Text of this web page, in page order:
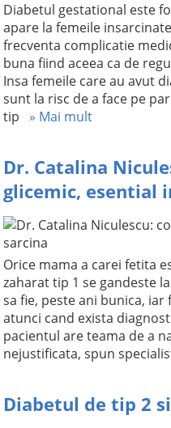
Diabetul gestational este
apare la femeile
frecventa complicatie
buna fiind aceea ca de
Insa femeile care au avut
sunt la risc de a face pe
tip » Mai mult
Dr. Catalina
glicemic, esential
Orice mama a carei fetita
zaharat tip 1 se gandeste
sa fie, peste ani bunica,
atunci cand exista
pacientul are teama de a
nejustificata, spun
Diabetul de tip 2